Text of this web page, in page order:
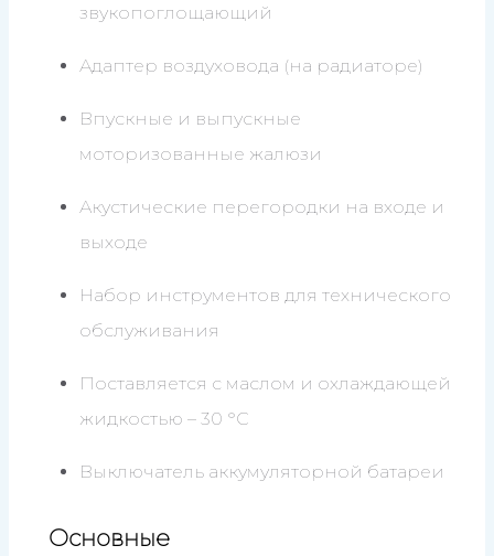
звукопоглощающий
Адаптер воздуховода (на радиаторе)
Впускные и выпускные
моторизованные жалюзи
Акустические перегородки на входе и
выходе
Набор инструментов для технического
обслуживания
Поставляется с маслом и охлаждающей
жидкостью – 30 °C
Выключатель аккумуляторной батареи
Основные